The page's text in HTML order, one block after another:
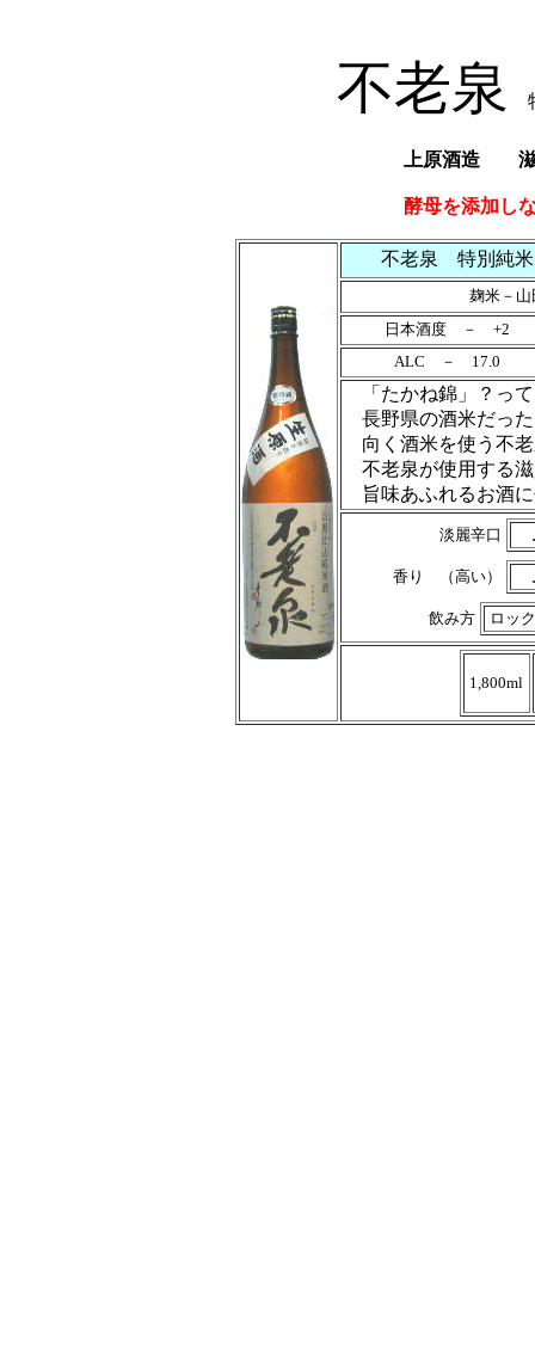
不老泉
上原酒造 滋
酵母を添加し
不老泉 特別純
麹米－
日本酒度 － +2
ALC － 17.0
「たかね錦」？って
長野県の酒米だった
向く酒米を使う不
不老泉が使用する滋
旨味あふれるお酒
淡麗辛口 .
香り （高い） .
飲み方 ロック
1,800ml